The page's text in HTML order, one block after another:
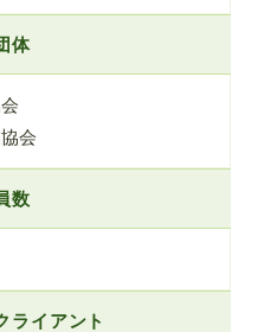
体
会
数
ライアント